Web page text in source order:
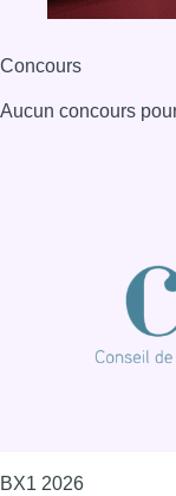
Concours
Aucun concours
BX1 2026